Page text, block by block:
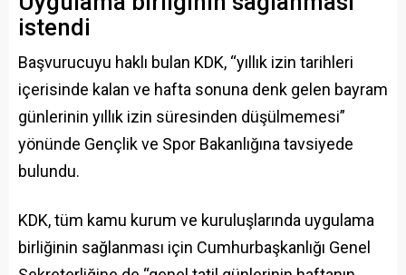
istendi
Başvurucuyu haklı bulan KDK, “yıllık izin tarihleri
içerisinde kalan ve hafta sonuna denk gelen bayram
günlerinin yıllık izin süresinden düşülmemesi”
yönünde Gençlik ve Spor Bakanlığına tavsiyede
bulundu.
KDK, tüm kamu kurum ve kuruluşlarında uygulama
birliğinin sağlanması için Cumhurbaşkanlığı Genel